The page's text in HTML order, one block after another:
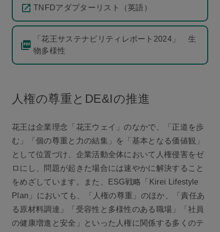
TNFDアダプターリスト（英語）
「花王サステナビリティレポート2024」 生
物多様性
人権の尊重とDE&Iの推進
花王は企業理念「花王ウェイ」のなかで、「正道を歩
む」「個の尊重と力の結集」を「基本となる価値観」
として位置づけ、企業活動全体において人権侵害をゼ
ロにし、問題が起きた場合には速やかに解決すること
をめざしています。また、ESG戦略「Kirei Lifestyle
Plan」においても、「人権の尊重」のほか、「責任あ
る原材料調達」「受容性と多様性のある職場」「社員
の健康増進と安全」といった人権に関係する多くのテ